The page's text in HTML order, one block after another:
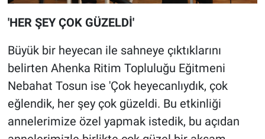
'HER ŞEY ÇOK GÜZELDİ'
Büyük bir heyecan ile sahneye çıktıklarını
belirten Ahenka Ritim Topluluğu Eğitmeni
Nebahat Tosun ise 'Çok heyecanlıydık, çok
eğlendik, her şey çok güzeldi. Bu etkinliği
annelerimize özel yapmak istedik, bu açıdan